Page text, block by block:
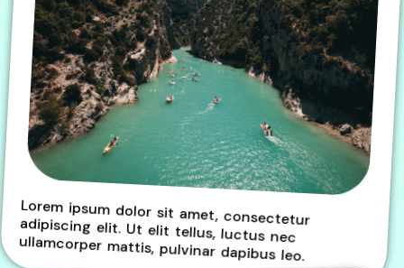
Lorem ipsum dolor sit amet, consectetur
adipiscing elit. Ut elit tellus, luctus nec
ullamcorper mattis, pulvinar dapibus leo.